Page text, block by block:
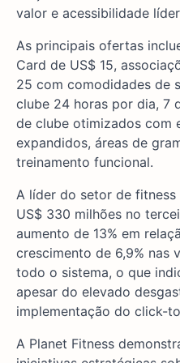
valor e acessibilidade
As principais ofertas
Card de US$ 15,
25 com comodidades de
clube 24 horas por dia, 7
de clube otimizados com
expandidos, áreas de
treinamento funcional.
A líder do setor de
US$ 330 milhões no
aumento de 13% em
crescimento de 6,9% nas
todo o sistema, o que
apesar do elevado
implementação do click-
A Planet Fitness